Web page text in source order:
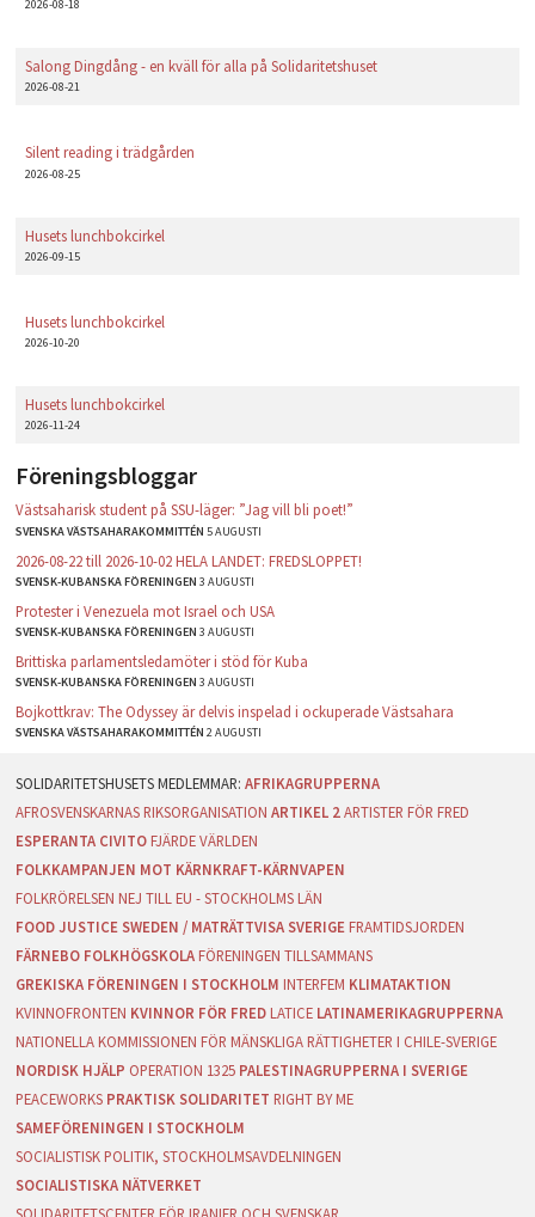
2026-08-18
Salong Dingdång - en kväll för alla på Solidaritetshuset
2026-08-21
Silent reading i trädgården
2026-08-25
Husets lunchbokcirkel
2026-09-15
Husets lunchbokcirkel
2026-10-20
Husets lunchbokcirkel
2026-11-24
Föreningsbloggar
Västsaharisk student på SSU-läger: ”Jag vill bli poet!”
SVENSKA VÄSTSAHARAKOMMITTÉN5 AUGUSTI
2026-08-22 till 2026-10-02 HELA LANDET: FREDSLOPPET!
SVENSK-KUBANSKA FÖRENINGEN3 AUGUSTI
Protester i Venezuela mot Israel och USA
SVENSK-KUBANSKA FÖRENINGEN3 AUGUSTI
Brittiska parlamentsledamöter i stöd för Kuba
SVENSK-KUBANSKA FÖRENINGEN3 AUGUSTI
Bojkottkrav: The Odyssey är delvis inspelad i ockuperade Västsahara
SVENSKA VÄSTSAHARAKOMMITTÉN2 AUGUSTI
AFRIKAGRUPPERNA
AFROSVENSKARNAS RIKSORGANISATION ARTIKEL 2 ARTISTER FÖR FRED
ESPERANTA CIVITO FJÄRDE VÄRLDEN
FOLKKAMPANJEN MOT KÄRNKRAFT-KÄRNVAPEN
FOLKRÖRELSEN NEJ TILL EU - STOCKHOLMS LÄN
FOOD JUSTICE SWEDEN / MATRÄTTVISA SVERIGE FRAMTIDSJORDEN
FÄRNEBO FOLKHÖGSKOLA FÖRENINGEN TILLSAMMANS
GREKISKA FÖRENINGEN I STOCKHOLM INTERFEM KLIMATAKTION
KVINNOFRONTEN KVINNOR FÖR FRED LATICE LATINAMERIKAGRUPPERNA
NATIONELLA KOMMISSIONEN FÖR MÄNSKLIGA RÄTTIGHETER I CHILE-SVERIGE
NORDISK HJÄLP OPERATION 1325 PALESTINAGRUPPERNA I SVERIGE
PEACEWORKS PRAKTISK SOLIDARITET RIGHT BY ME
SAMEFÖRENINGEN I STOCKHOLM
SOCIALISTISK POLITIK, STOCKHOLMSAVDELNINGEN
SOCIALISTISKA NÄTVERKET